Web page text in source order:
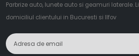
Parbrize auto, lunete auto si geamuri laterale.
domiciliul clientului in Bucuresti si Ilfov